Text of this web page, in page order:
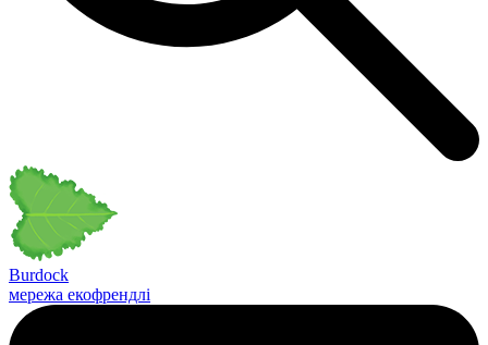
Burdock
мережа екофрендлі